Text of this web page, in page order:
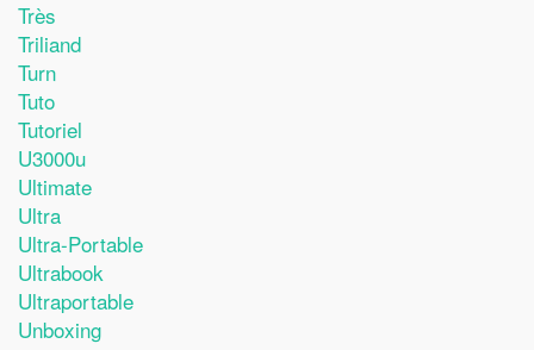
Très
Triliand
Turn
Tuto
Tutoriel
U3000u
Ultimate
Ultra
Ultra-Portable
Ultrabook
Ultraportable
Unboxing